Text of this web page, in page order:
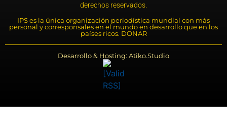
derechos reservados.
IPS es la única organización periodística mundial con más
personal y corresponsales en el mundo en desarrollo que en los
países ricos. DONAR
Desarrollo & Hosting: Atiko.Studio